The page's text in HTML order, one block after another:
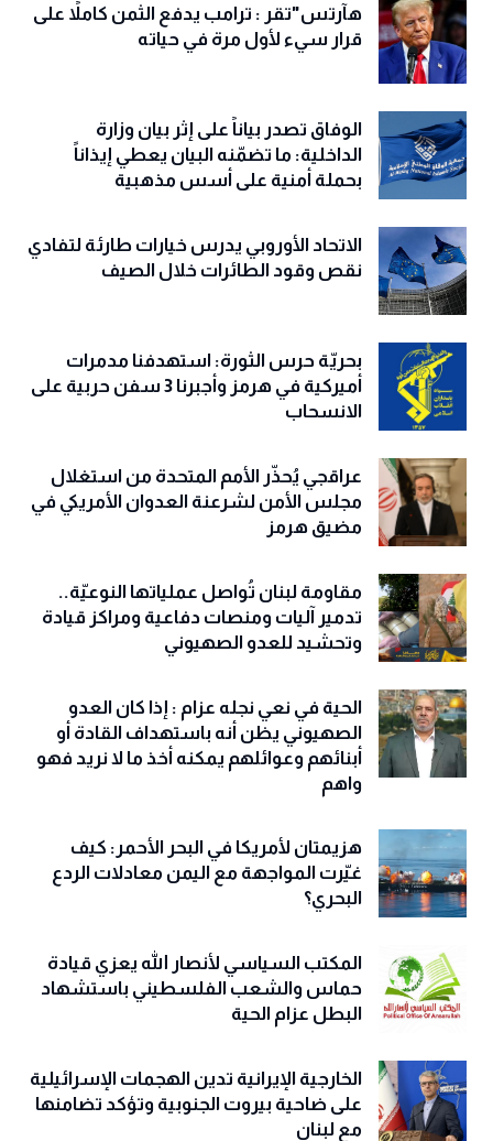
هآرتس"تقر : ترامب يدفع الثمن كاملاً على
قرار سيء لأول مرة في حياته
الوفاق تصدر بياناً على إثر بيان وزارة
الداخلية: ما تضمّنه البيان يعطي إيذاناً
بحملة أمنية على أسس مذهبية
الاتحاد الأوروبي يدرس خيارات طارئة لتفادي
نقص وقود الطائرات خلال الصيف
بحريّة حرس الثورة: استهدفنا مدمرات
أميركية في هرمز وأجبرنا 3 سفن حربية على
الانسحاب
عراقجي يُحذّر الأمم المتحدة من استغلال
مجلس الأمن لشرعنة العدوان الأمريكي في
مضيق هرمز
مقاومة لبنان تُواصل عملياتها النوعيّة..
تدمير آليات ومنصات دفاعية ومراكز قيادة
وتحشيد للعدو الصهيوني
الحية في نعي نجله عزام : إذا كان العدو
الصهيوني يظن أنه باستهداف القادة أو
أبنائهم وعوائلهم يمكنه أخذ ما لا نريد فهو
واهم
هزيمتان لأمريكا في البحر الأحمر: كيف
غيّرت المواجهة مع اليمن معادلات الردع
البحري؟
المكتب السياسي لأنصار الله يعزي قيادة
حماس والشعب الفلسطيني باستشهاد
البطل عزام الحية
الخارجية الإيرانية تدين الهجمات الإسرائيلية
على ضاحية بيروت الجنوبية وتؤكد تضامنها
مع لبنان